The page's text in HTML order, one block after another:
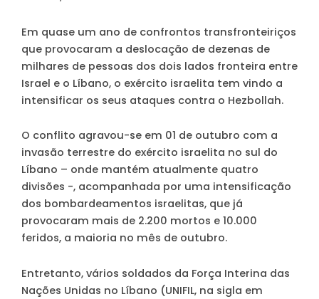
Em quase um ano de confrontos transfronteiriços
que provocaram a deslocação de dezenas de
milhares de pessoas dos dois lados fronteira entre
Israel e o Líbano, o exército israelita tem vindo a
intensificar os seus ataques contra o Hezbollah.
O conflito agravou-se em 01 de outubro com a
invasão terrestre do exército israelita no sul do
Líbano – onde mantém atualmente quatro
divisões -, acompanhada por uma intensificação
dos bombardeamentos israelitas, que já
provocaram mais de 2.200 mortos e 10.000
feridos, a maioria no mês de outubro.
Entretanto, vários soldados da Força Interina das
Nações Unidas no Líbano (UNIFIL, na sigla em